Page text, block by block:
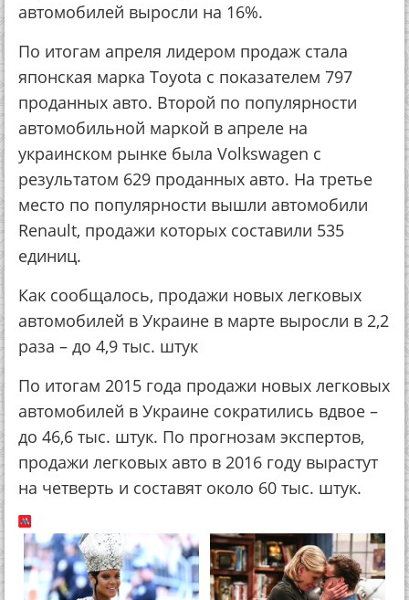
автомобилей выросли на 16%.
По итогам апреля лидером продаж стала
японская марка Toyota с показателем 797
проданных авто. Второй по популярности
автомобильной маркой в апреле на
украинском рынке была Volkswagen с
результатом 629 проданных авто. На третье
место по популярности вышли автомобили
Renault, продажи которых составили 535
единиц.
Как сообщалось, продажи новых легковых
автомобилей в Украине в марте выросли в 2,2
раза – до 4,9 тыс. штук
По итогам 2015 года продажи новых легковых
автомобилей в Украине сократились вдвое –
до 46,6 тыс. штук. По прогнозам экспертов,
продажи легковых авто в 2016 году вырастут
на четверть и составят около 60 тыс. штук.